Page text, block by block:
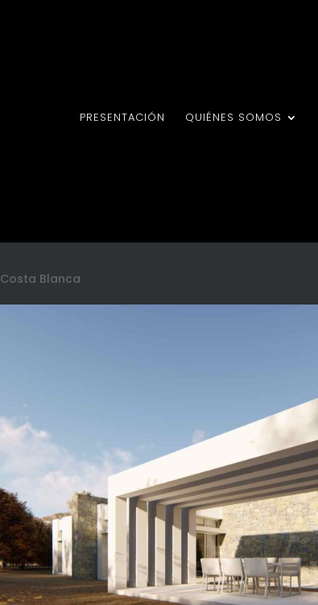
PRESENTACIÓN QUIÉNES SOMOS
Costa Blanca